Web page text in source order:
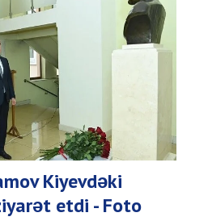
Kiyevdəki
etdi - Foto